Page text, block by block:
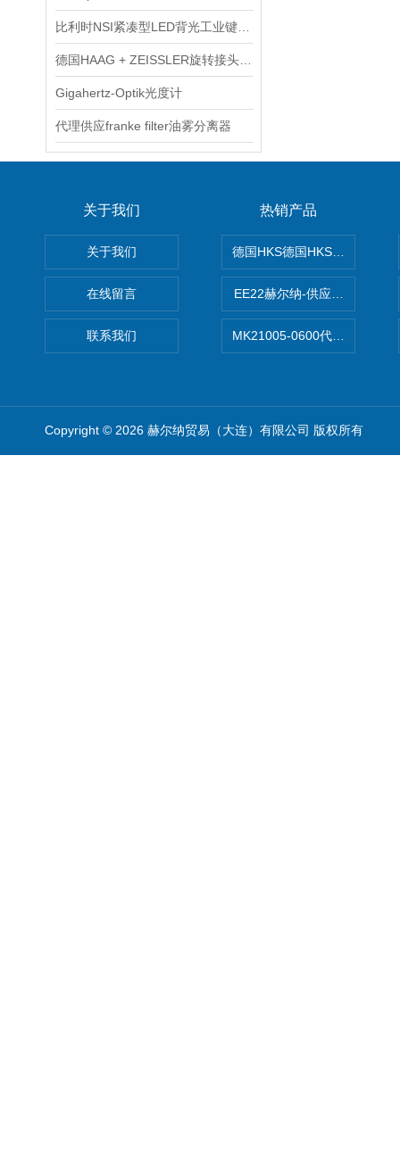
Gigahertz-Optik光度计
代理供应franke filter油雾分离器
关于我们
关于我们
在线留言
联系我们
热销产品
德国HKS德国HKS液压旋转摆
EE22赫尔纳-供应
MK21005-0600代理德国MK
Copyright © 2026 赫尔纳贸易（大连）有限公司 版权所有